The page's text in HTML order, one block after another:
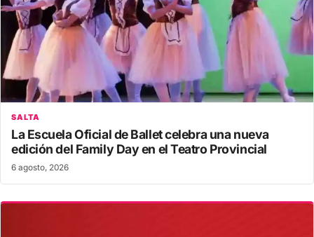
SALTA
La Escuela Oficial de Ballet celebra una nueva
edición del Family Day en el Teatro Provincial
6 agosto, 2026